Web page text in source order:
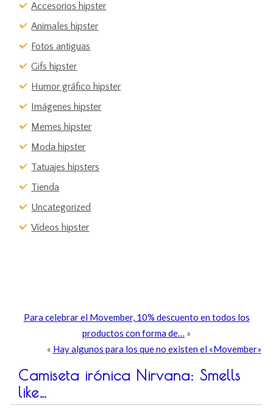
Accesorios hipster
Animales hipster
Fotos antiguas
Gifs hipster
Humor gráfico hipster
Imágenes hipster
Memes hipster
Moda hipster
Tatuajes hipsters
Tienda
Uncategorized
Vídeos hipster
Para celebrar el Movember, 10% descuento en todos los
productos con forma de… »
« Hay algunos para los que no existen el «Movember»
Camiseta irónica Nirvana: Smells
like…